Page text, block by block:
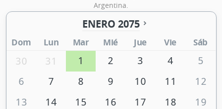
Argentina.
ENERO 2075
Dom Lun Mar Mié Jue Vie Sáb
30 31 1 2 3 4
5
6
7 8 9 10 11
12
13
14 15 16 17 18
19